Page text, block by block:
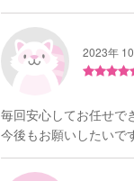
2023年
毎回安心してお任せで
今後もお願いしたいで